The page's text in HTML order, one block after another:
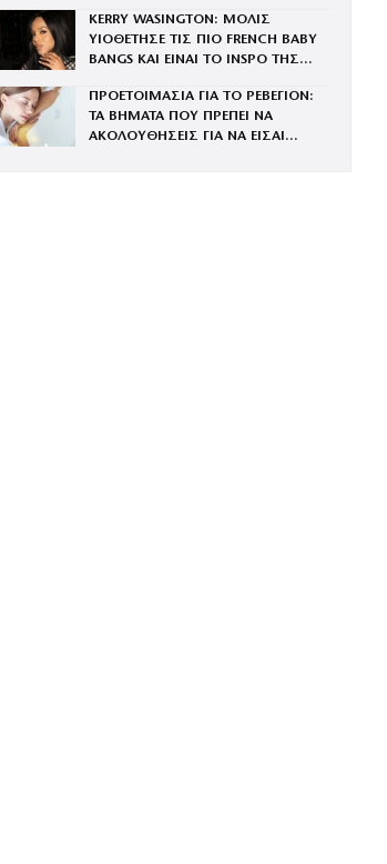
KERRY WASINGTON: ΜΟΛΙΣ
ΥΙΟΘΕΤΗΣΕ ΤΙΣ ΠΙΟ FRENCH BABY
BANGS ΚΑΙ ΕΙΝΑΙ ΤΟ INSPO ΤΗΣ
ΠΡΟΕΤΟΙΜΑΣΙΑ ΓΙΑ ΤΟ ΡΕΒΕΓΙΟΝ:
ΤΑ ΒΗΜΑΤΑ ΠΟΥ ΠΡΕΠΕΙ ΝΑ
ΑΚΟΛΟΥΘΗΣΕΙΣ ΓΙΑ ΝΑ ΕΙΣΑΙ